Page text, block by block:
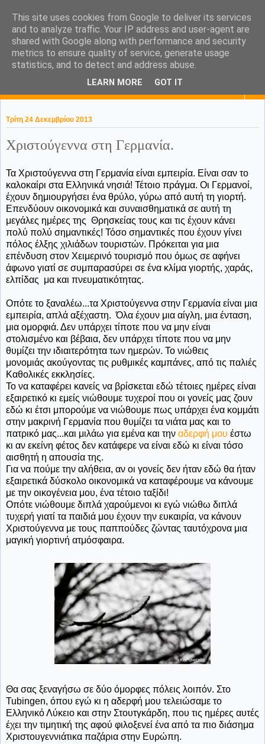
KaPa. Me without you...tea
without a biscuit!
Τρίτη 24 Δεκεμβρίου 2013
Χριστούγεννα στη Γερμανία.
Τα Χριστούγεννα στη Γερμανία είναι εμπειρία. Είναι σαν το
καλοκαίρι στα Ελληνικά νησιά! Τέτοιο πράγμα. Οι Γερμανοί,
έχουν δημιουργήσει ένα θρύλο, γύρω από αυτή τη γιορτή.
Επενδύουν οικονομικά και συναισθηματικά σε αυτή τη
μεγάλες ημέρες της Θρησκείας τους και τις έχουν κάνει
πολύ πολύ σημαντικές! Τόσο σημαντικές που έχουν γίνει
πόλος έλξης χιλιάδων τουριστών. Πρόκειται για μια
επένδυση στον Χειμερινό τουρισμό που όμως σε αφήνει
άφωνο γιατί σε συμπαρασύρει σε ένα κλίμα γιορτής, χαράς,
ελπίδας μα και πνευματικότητας.
Οπότε το ξαναλέω...τα Χριστούγεννα στην Γερμανία είναι μια
εμπειρία, απλά αξέχαστη. Όλα έχουν μια αίγλη, μια ένταση,
μια ομορφιά. Δεν υπάρχει τίποτε που να μην είναι
στολισμένο και βέβαια, δεν υπάρχει τίποτε που να μην
θυμίζει την ιδιαιτερότητα των ημερών. Το νιώθεις
μονομιάς ακούγοντας τις ρυθμικές καμπάνες, από τις παλιές
Καθολικές εκκλησίες.
Το να καταφέρει κανείς να βρίσκεται εδώ τέτοιες ημέρες είναι
εξαιρετικό κι εμείς νιώθουμε τυχεροί που οι γονείς μας ζουν
εδώ κι έτσι μπορούμε να νιώθουμε πως υπάρχει ένα κομμάτι
στην μακρινή Γερμανία που θυμίζει τα νιάτα μας και το
πατρικό μας...και μιλάω για εμένα και την αδερφή μου έστω
κι αν εκείνη φέτος δεν κατάφερε να είναι εδώ κι είναι τόσο
αισθητή η απουσία της.
Για να πούμε την αλήθεια, αν οι γονείς δεν ήταν εδώ θα ήταν
εξαιρετικά δύσκολο οικονομικά να καταφέρουμε να κάνουμε
με την οικογένεια μου, ένα τέτοιο ταξίδι!
Οπότε νιώθουμε διπλά χαρούμενοι κι εγώ νιώθω διπλά
τυχερή γιατί τα παιδιά μου έχουν την ευκαιρία, να κάνουν
Χριστούγεννα με τους παππούδες ζώντας ταυτόχρονα μια
μαγική γιορτινή ατμόσφαιρα.
Θα σας ξεναγήσω σε δύο όμορφες πόλεις λοιπόν. Στο
Tubingen, όπου εγώ κι η αδερφή μου τελειώσαμε το
Ελληνικό Λύκειο και στην Στουτγκάρδη, που τις ημέρες αυτές
έχει την τιμητική της αφού φιλοξενεί ένα από τα πιο διάσημα
Χριστουγεννιάτικα παζάρια στην Ευρώπη.
This site uses cookies from Google to deliver its services
and to analyze traffic. Your IP address and user-agent are
shared with Google along with performance and security
metrics to ensure quality of service, generate usage
statistics, and to detect and address abuse.
LEARN MORE GOT IT